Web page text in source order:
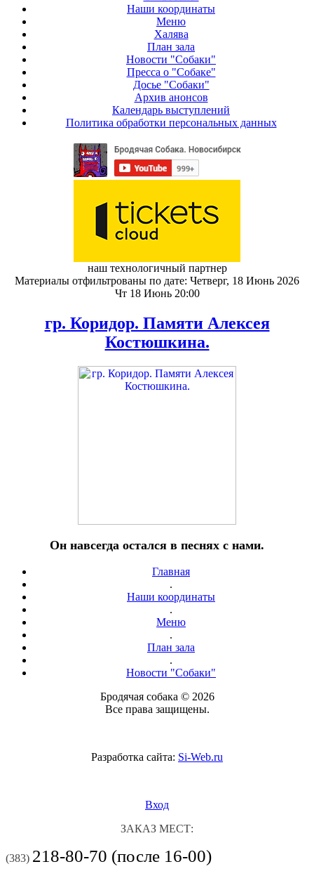
Наши координаты
Меню
Халява
План зала
Новости "Собаки"
Пресса о "Собаке"
Досье "Собаки"
Архив анонсов
Календарь выступлений
Политика обработки персональных данных
наш технологичный партнер
Материалы отфильтрованы по дате: Четверг, 18 Июнь 2026
Чт 18 Июнь 20:00
гр. Коридор. Памяти Алексея
Костюшкина.
Он навсегда остался в песнях с нами.
Главная
.
Наши координаты
.
Меню
.
План зала
.
Новости "Собаки"
Бродячая собака © 2026
Все права защищены.
Разработка сайта: Si-Web.ru
Вход
ЗАКАЗ МЕСТ:
(383) 218-80-70 (после 16-00)